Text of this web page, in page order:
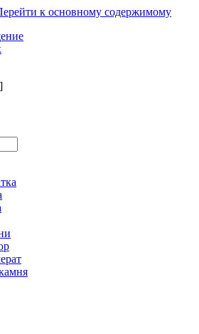
к основному содержимому